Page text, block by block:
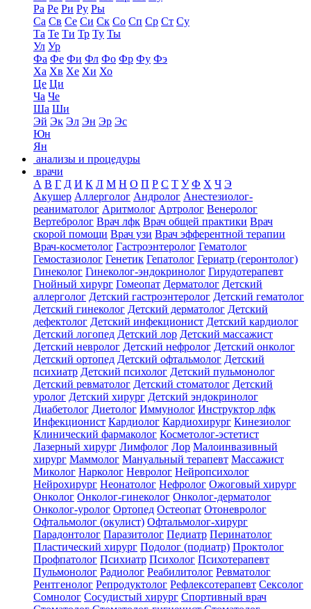
Ра Ре Ри Ру Ры
Са Св Се Си Ск Со Сп Ср Ст Су
Та Те Ти Тр Ту Ты
Ул Ур
Фа Фе Фи Фл Фо Фр Фу Фэ
Ха Хв Хе Хи Хо
Це Ци
Ча Че
Ша Ши
Эй Эк Эл Эн Эр Эс
Юн
Ян
анализы и процедуры
врачи
А В Г Д И К Л М Н О П Р С Т У Ф Х Ч Э
Акушер Аллерголог Андролог Анестезиолог-
реаниматолог Аритмолог Артролог Венеролог
Вертебролог Врач лфк Врач общей практики Врач
скорой помощи Врач узи Врач эфферентной терапии
Врач-косметолог Гастроэнтеролог Гематолог
Гемостазиолог Генетик Гепатолог Гериатр (геронтолог)
Гинеколог Гинеколог-эндокринолог Гирудотерапевт
Гнойный хирург Гомеопат Дерматолог Детский
аллерголог Детский гастроэнтеролог Детский гематолог
Детский гинеколог Детский дерматолог Детский
дефектолог Детский инфекционист Детский кардиолог
Детский логопед Детский лор Детский массажист
Детский невролог Детский нефролог Детский онколог
Детский ортопед Детский офтальмолог Детский
психиатр Детский психолог Детский пульмонолог
Детский ревматолог Детский стоматолог Детский
уролог Детский хирург Детский эндокринолог
Диабетолог Диетолог Иммунолог Инструктор лфк
Инфекционист Кардиолог Кардиохирург Кинезиолог
Клинический фармаколог Косметолог-эстетист
Лазерный хирург Лимфолог Лор Малоинвазивный
хирург Маммолог Мануальный терапевт Массажист
Миколог Нарколог Невролог Нейропсихолог
Нейрохирург Неонатолог Нефролог Ожоговый хирург
Онколог Онколог-гинеколог Онколог-дерматолог
Онколог-уролог Ортопед Остеопат Отоневролог
Офтальмолог (окулист) Офтальмолог-хирург
Парадонтолог Паразитолог Педиатр Перинатолог
Пластический хирург Подолог (подиатр) Проктолог
Профпатолог Психиатр Психолог Психотерапевт
Пульмонолог Радиолог Реабилитолог Ревматолог
Рентгенолог Репродуктолог Рефлексотерапевт Сексолог
Сомнолог Сосудистый хирург Спортивный врач